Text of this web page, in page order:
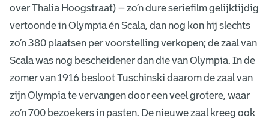
over Thalia Hoogstraat) – zo’n dure seriefilm gelijktijdig
vertoonde in Olympia én Scala, dan nog kon hij slechts
zo’n 380 plaatsen per voorstelling verkopen; de zaal van
Scala was nog bescheidener dan die van Olympia. In de
zomer van 1916 besloot Tuschinski daarom de zaal van
zijn Olympia te vervangen door een veel grotere, waar
zo’n 700 bezoekers in pasten. De nieuwe zaal kreeg ook